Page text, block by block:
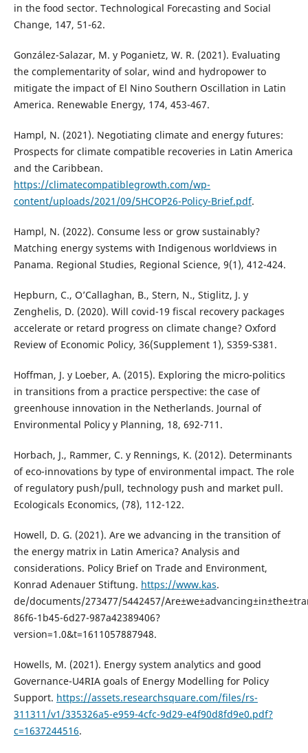
in the food sector. Technological Forecasting and Social
Change, 147, 51-62.
González-Salazar, M. y Poganietz, W. R. (2021). Evaluating
the complementarity of solar, wind and hydropower to
mitigate the impact of El Nino Southern Oscillation in Latin
America. Renewable Energy, 174, 453-467.
Hampl, N. (2021). Negotiating climate and energy futures:
Prospects for climate compatible recoveries in Latin America
and the Caribbean.
https://climatecompatiblegrowth.com/wp-
content/uploads/2021/09/5HCOP26-Policy-Brief.pdf.
Hampl, N. (2022). Consume less or grow sustainably?
Matching energy systems with Indigenous worldviews in
Panama. Regional Studies, Regional Science, 9(1), 412-424.
Hepburn, C., O’Callaghan, B., Stern, N., Stiglitz, J. y
Zenghelis, D. (2020). Will covid-19 fiscal recovery packages
accelerate or retard progress on climate change? Oxford
Review of Economic Policy, 36(Supplement 1), S359-S381.
Hoffman, J. y Loeber, A. (2015). Exploring the micro-politics
in transitions from a practice perspective: the case of
greenhouse innovation in the Netherlands. Journal of
Environmental Policy y Planning, 18, 692-711.
Horbach, J., Rammer, C. y Rennings, K. (2012). Determinants
of eco-innovations by type of environmental impact. The role
of regulatory push/pull, technology push and market pull.
Ecologicals Economics, (78), 112-122.
Howell, D. G. (2021). Are we advancing in the transition of
the energy matrix in Latin America? Analysis and
considerations. Policy Brief on Trade and Environment,
Konrad Adenauer Stiftung. https://www.kas.
de/documents/273477/5442457/
86f6-1b45-6d27-987a42389406?
version=1.0&t=1611057887948.
Howells, M. (2021). Energy system analytics and good
Governance-U4RIA goals of Energy Modelling for Policy
Support. https://assets.researchsquare.com/files/rs-
311311/v1/335326a5-e959-4cfc-9d29-e4f90d8fd9e0.pdf?
c=1637244516.